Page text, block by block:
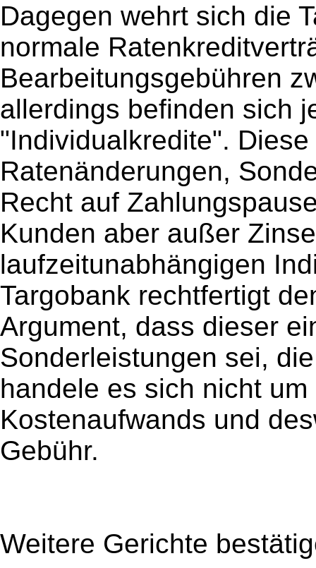
Dagegen wehrt sich die
normale
Bearbeitungsgebühren
allerdings befinden sich
"Individualkredite".
Ratenänderungen,
Recht auf
Kunden aber außer
laufzeitunabhängigen
Targobank rechtfertigt
Argument, dass dieser
Sonderleistungen sei,
handele es sich nicht
Kostenaufwands und
Gebühr.
Weitere Gerichte